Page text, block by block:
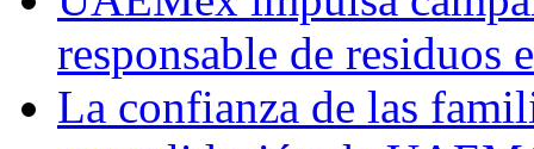
responsable de residuos
La confianza de las